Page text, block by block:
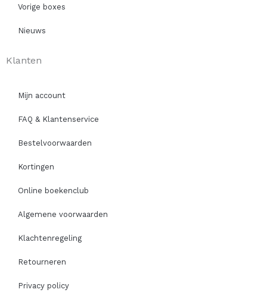
Vorige boxes
Nieuws
Klanten
Mijn account
FAQ & Klantenservice
Bestelvoorwaarden
Kortingen
Online boekenclub
Algemene voorwaarden
Klachtenregeling
Retourneren
Privacy policy